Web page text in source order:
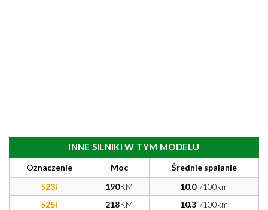
INNE SILNIKI W TYM MODELU
Oznaczenie Moc
Średnie spalanie
523i
190KM 10.0l/100km
525i
218KM 10.3 l/100km